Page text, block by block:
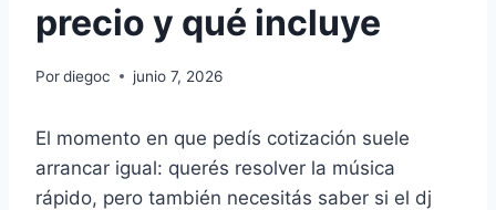
precio y qué incluye
Pordiegoc junio 7, 2026
El momento en que pedís cotización suele
arrancar igual: querés resolver la música
rápido, pero también necesitás saber si el dj